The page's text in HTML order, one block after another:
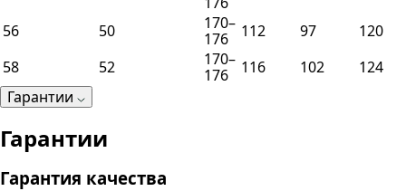
56
50
170–
176
112 97
120
58
52
170–
176
116 102
124
Гарантии
Гарантии
Гарантия качества